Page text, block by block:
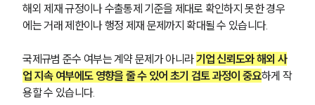
해외 제재 규정이나 수출통제 기준을 제대로 확인하지 못한 경우
에는 거래 제한이나 행정 제재 문제까지 확대될 수 있습니다.
국제규범 준수 여부는 계약 문제가 아니라 기업 신뢰도와 해외 사
업 지속 여부에도 영향을 줄 수 있어 초기 검토 과정이 중요하게 작
용할 수 있습니다.